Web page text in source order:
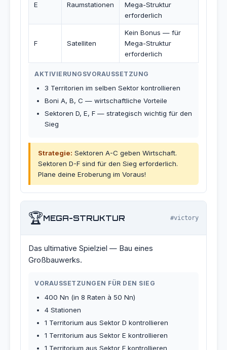
E Raumstationen
Mega-Struktur
erforderlich
F Satelliten
Kein Bonus — für
Mega-Struktur
erforderlich
AKTIVIERUNGSVORAUSSETZUNG
3 Territorien im selben Sektor kontrollieren
Boni A, B, C — wirtschaftliche Vorteile
Sektoren D, E, F — strategisch wichtig für den
Sieg
Strategie: Sektoren A-C geben Wirtschaft.
Sektoren D-F sind für den Sieg erforderlich.
Plane deine Eroberung im Voraus!
🏆MEGA-STRUKTUR #victory
Das ultimative Spielziel — Bau eines
Großbauwerks.
VORAUSSETZUNGEN FÜR DEN SIEG
400 Nn (in 8 Raten à 50 Nn)
4 Stationen
1 Territorium aus Sektor D kontrollieren
1 Territorium aus Sektor E kontrollieren
1 Territorium aus Sektor F kontrollieren